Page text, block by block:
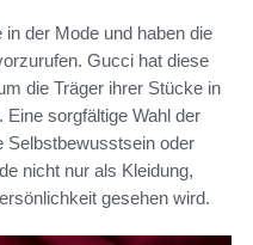
der Mode und haben die
Gucci hat diese
die Träger ihrer Stücke in
Eine sorgfältige Wahl der
Selbstbewusstsein oder
nicht nur als Kleidung,
gesehen wird.